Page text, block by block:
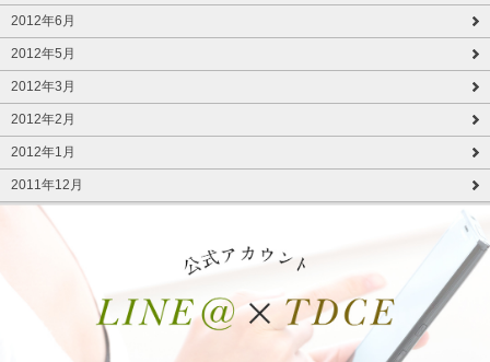
2012年6月
2012年5月
2012年3月
2012年2月
2012年1月
2011年12月